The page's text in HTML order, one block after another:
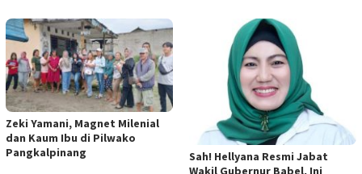
Zeki Yamani, Magnet Milenial
dan Kaum Ibu di Pilwako
Pangkalpinang
Sah! Hellyana Resmi Jabat
Wakil Gubernur Babel, Ini